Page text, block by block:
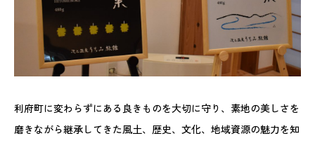
利府町に変わらずにある良きものを大切に守り、素地の美しさを
磨きながら継承してきた風土、歴史、文化、地域資源の魅力を知